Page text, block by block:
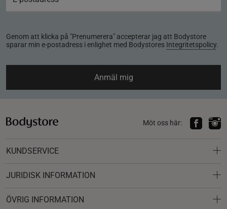
Genom att klicka på "Prenumerera" accepterar jag att Bodystore
sparar min e-postadress i enlighet med Bodystores Integritetspolicy.
Anmäl mig
Möt oss här:
KUNDSERVICE
JURIDISK INFORMATION
ÖVRIG INFORMATION